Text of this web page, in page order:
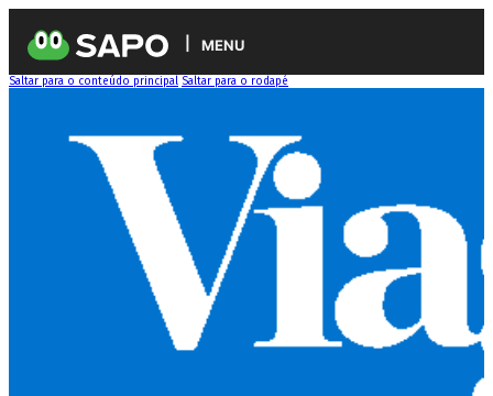
MENU
Saltar para o conteúdo principal Saltar para o rodapé